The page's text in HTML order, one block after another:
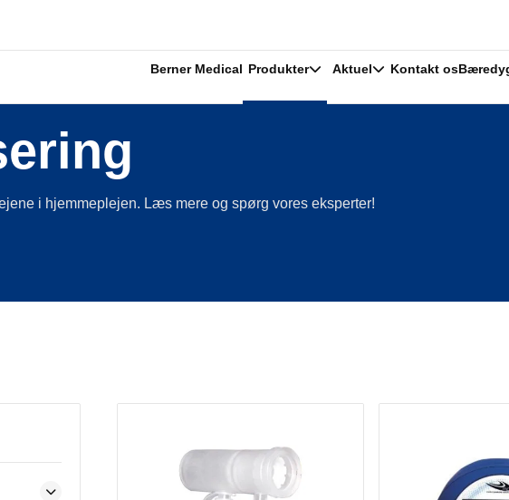
Berner Medical Produkter Aktuel Kontakt os
i hjemmeplejen. Læs mere og spørg vores eksperter!